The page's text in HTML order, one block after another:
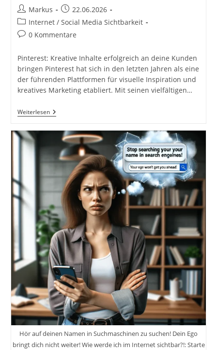
Beitrags-
Autor:
Markus
Beitrag
veröffentlicht:
22.06.2026
Beitrags-
Kategorie:
Internet / Social Media Sichtbarkeit
Beitrags-
0 Kommentare
Pinterest: Kreative Inhalte erfolgreich an deine Kunden
bringen Pinterest hat sich in den letzten Jahren als eine
der führenden Plattformen für visuelle Inspiration und
kreatives Marketing etabliert. Mit seinen vielfältigen…
WeiterlesenDein
Pinterest
Kreativen
Inhalt
Erfolgreich
An
Kunden
Zu
Bringen.
Wie
Werde
Ich
Im
Internet
Sichtbar?!:
Starte
Mit
Social
Media
Für
Erfolg
Durch
Deinen
Online
Auftritt
Und
Mehr
Sichtbarkeit
Hör auf deinen Namen in Suchmaschinen zu suchen! Dein Ego
bringt dich nicht weiter! Wie werde ich im Internet sichtbar?!: Starte